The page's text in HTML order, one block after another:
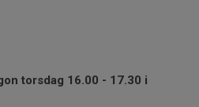
torsdag 16.00 - 17.30 i